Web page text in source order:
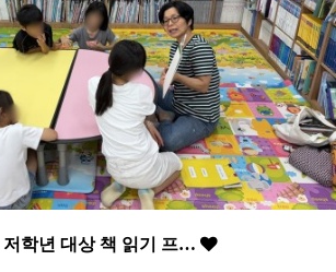
저학년 대상 책 읽기 프…